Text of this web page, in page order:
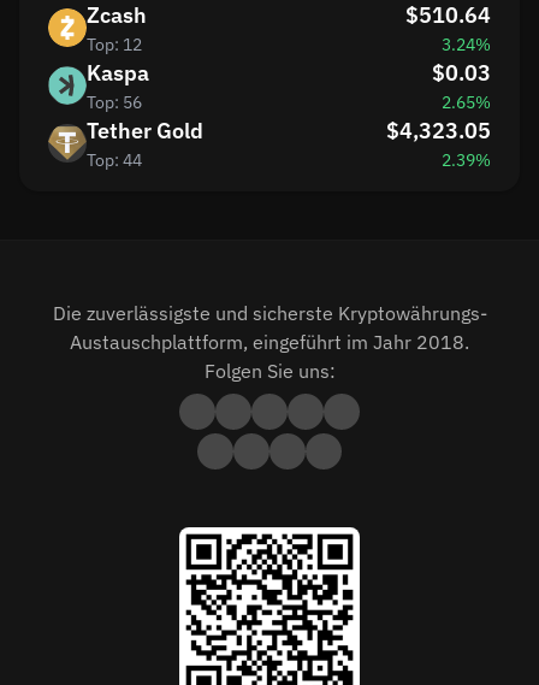
Zcash
Top: 12
$510.64
3.24%
Kaspa
Top: 56
$0.03
2.65%
Tether Gold
Top: 44
$4,323.05
2.39%
Die zuverlässigste und sicherste Kryptowährungs-
Austauschplattform, eingeführt im Jahr 2018.
Folgen Sie uns: